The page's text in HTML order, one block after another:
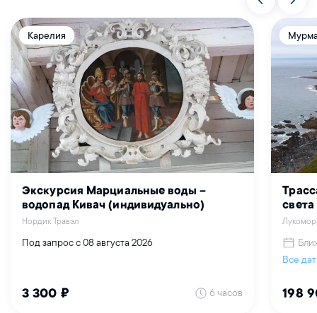
Карелия
Экскурсия Марциальные воды –
водопад Кивач (индивидуально)
Нордик Травэл
Под запрос с 08 августа 2026
3 300 ₽ 6 часов
света
Все
198